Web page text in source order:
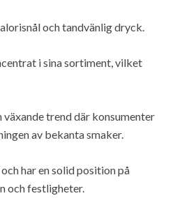
och tandvänlig dryck.
i sina sortiment, vilket
trend där konsumenter
av bekanta smaker.
har en solid position på
och festligheter.